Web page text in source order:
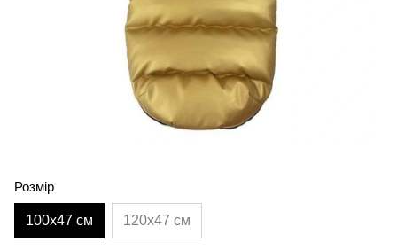
Розмір
100х47 см 120х47 см